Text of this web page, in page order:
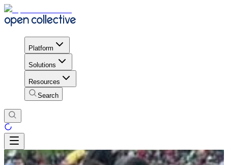
Platform
Solutions
Resources
Search